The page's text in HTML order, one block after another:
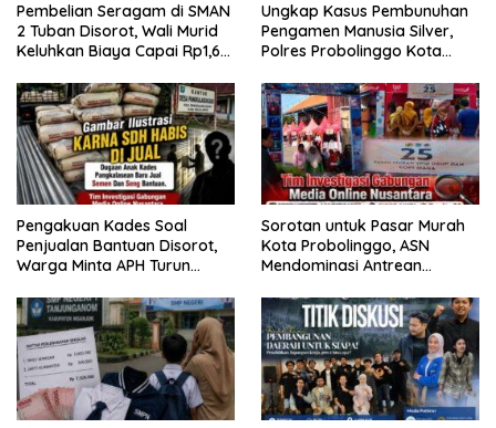
Pembelian Seragam di SMAN
2 Tuban Disorot, Wali Murid
Keluhkan Biaya Capai Rp1,6
Ungkap Kasus Pembunuhan
Pengamen Manusia Silver,
Polres Probolinggo Kota
Pengakuan Kades Soal
Penjualan Bantuan Disorot,
Warga Minta APH Turun
Sorotan untuk Pasar Murah
Kota Probolinggo, ASN
Mendominasi Antrean